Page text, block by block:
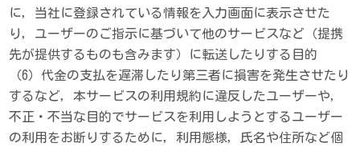
に，当社に登録されている情報を入力画面に表示させた
り，ユーザーのご指示に基づいて他のサービスなど（提携
先が提供するものも含みます）に転送したりする目的
（6）代金の支払を遅滞したり第三者に損害を発生させたり
するなど，本サービスの利用規約に違反したユーザーや，
不正・不当な目的でサービスを利用しようとするユーザー
の利用をお断りするために，利用態様，氏名や住所など個